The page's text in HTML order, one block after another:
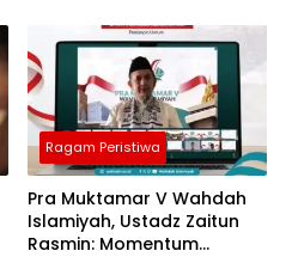
Ragam Peristiwa
Pra Muktamar V Wahdah
Islamiyah, Ustadz Zaitun
Rasmin: Momentum